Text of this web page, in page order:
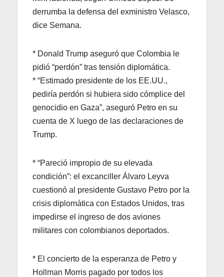
derrumba la defensa del exministro Velasco,
dice Semana.
* Donald Trump aseguró que Colombia le
pidió “perdón” tras tensión diplomática.
* “Estimado presidente de los EE.UU.,
pediría perdón si hubiera sido cómplice del
genocidio en Gaza”, aseguró Petro en su
cuenta de X luego de las declaraciones de
Trump.
* “Pareció impropio de su elevada
condición”: el excanciller Álvaro Leyva
cuestionó al presidente Gustavo Petro por la
crisis diplomática con Estados Unidos, tras
impedirse el ingreso de dos aviones
militares con colombianos deportados.
* El concierto de la esperanza de Petro y
Hollman Morris pagado por todos los